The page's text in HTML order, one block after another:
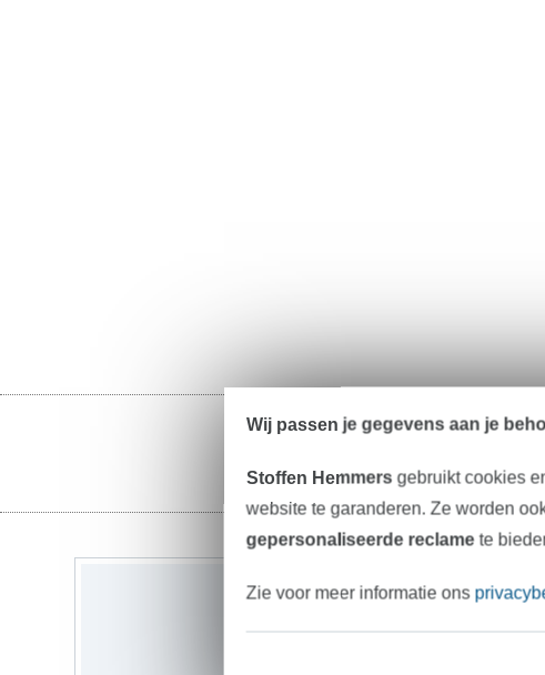
Wij passen je gegevens aan je
Stoffen Hemmers gebruikt cookies
website te garanderen. Ze worden
gepersonaliseerde reclamete
Zie voor meer informatie ons